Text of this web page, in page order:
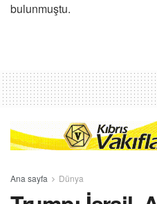
bulunmuştu.
Ana sayfa Dünya